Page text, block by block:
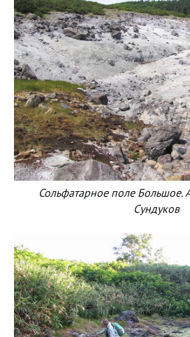
Сольфатарное поле Большое.
Сундуков